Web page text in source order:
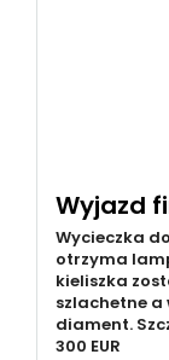
Wyjazd
Wycieczka
otrzyma
kieliszka
szlachetne a
diament.
300 EUR